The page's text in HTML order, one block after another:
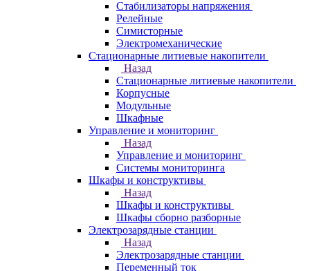
Стабилизаторы напряжения
Релейные
Симисторные
Электромеханические
Стационарные литиевые накопители
Назад
Стационарные литиевые накопители
Корпусные
Модульные
Шкафные
Управление и мониторинг
Назад
Управление и мониторинг
Системы мониторинга
Шкафы и конструктивы
Назад
Шкафы и конструктивы
Шкафы сборно разборные
Электрозарядные станции
Назад
Электрозарядные станции
Переменный ток